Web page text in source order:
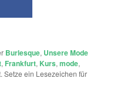
Burlesque, Unsere Mode
, Frankfurt, Kurs,mode,
Setze ein Lesezeichen für